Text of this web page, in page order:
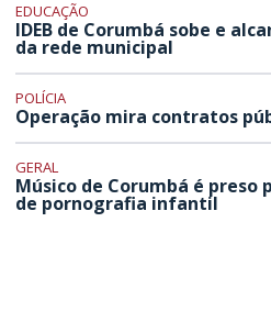
EDUCAÇÃO
IDEB de Corumbá sobe e
da rede municipal
POLÍCIA
Operação mira contratos
GERAL
Músico de Corumbá é
de pornografia infantil